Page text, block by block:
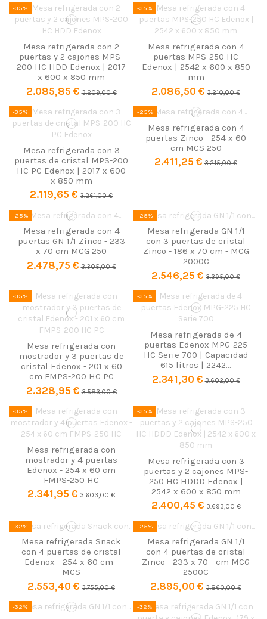
-35%
Mesa refrigerada con 2
puertas y 2 cajones MPS-
200 HC HDD Edenox | 2017
x 600 x 850 mm
2.085,85 € 3.209,00 €
-35%
Mesa refrigerada con 4
puertas MPS-250 HC
Edenox | 2542 x 600 x 850
mm
2.086,50 € 3.210,00 €
-35%
Mesa refrigerada con 3
puertas de cristal MPS-200
HC PC Edenox | 2017 x 600
x 850 mm
2.119,65 € 3.261,00 €
-25%
Mesa refrigerada con 4
puertas Zinco - 254 x 60
cm MCS 250
2.411,25 € 3.215,00 €
-25%
Mesa refrigerada con 4
puertas GN 1/1 Zinco - 233
x 70 cm MCG 250
2.478,75 € 3.305,00 €
-25%
Mesa refrigerada GN 1/1
con 3 puertas de cristal
Zinco - 186 x 70 cm - MCG
2000C
2.546,25 € 3.395,00 €
-35%
Mesa refrigerada con
mostrador y 3 puertas de
cristal Edenox - 201 x 60
cm FMPS-200 HC PC
2.328,95 € 3.583,00 €
-35%
Mesa refrigerada de 4
puertas Edenox MPG-225
HC Serie 700 | Capacidad
615 litros | 2242...
2.341,30 € 3.602,00 €
-35%
Mesa refrigerada con
mostrador y 4 puertas
Edenox - 254 x 60 cm
FMPS-250 HC
2.341,95 € 3.603,00 €
-35%
Mesa refrigerada con 3
puertas y 2 cajones MPS-
250 HC HDDD Edenox |
2542 x 600 x 850 mm
2.400,45 € 3.693,00 €
-32%
Mesa refrigerada Snack
con 4 puertas de cristal
Edenox - 254 x 60 cm -
MCS
2.553,40 € 3.755,00 €
-25%
Mesa refrigerada GN 1/1
con 4 puertas de cristal
Zinco - 233 x 70 - cm MCG
2500C
2.895,00 € 3.860,00 €
-32% -32%